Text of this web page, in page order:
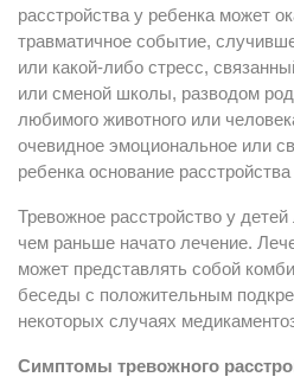
расстройства у ребенка может
травматичное событие,
или какой-либо стресс,
или сменой школы, разводом
любимого животного или
очевидное эмоциональное или
ребенка основание расстройства
Тревожное расстройство у
чем раньше начато лечение.
может представлять собой
беседы с положительным
некоторых случаях
Симптомы тревожного